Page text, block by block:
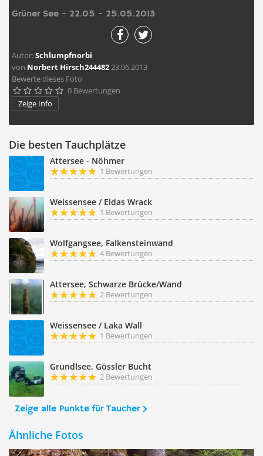
Grüner See - 22.05 - 25.05.2013
Autor:Schlumpfnorbi
von Norbert Hirsch24448223.06.2013
Bewerte dieses Foto
     0 Bewertungen
Zeige Info
Die besten Tauchplätze
Attersee - Nöhmer
1 Bewertungen
Weissensee / Eldas Wrack
1 Bewertungen
Wolfgangsee, Falkensteinwand
4 Bewertungen
Attersee, Schwarze Brücke/Wand
2 Bewertungen
Weissensee / Laka Wall
1 Bewertungen
Grundlsee, Gössler Bucht
2 Bewertungen
Zeige alle Punkte für Taucher
Ähnliche Fotos